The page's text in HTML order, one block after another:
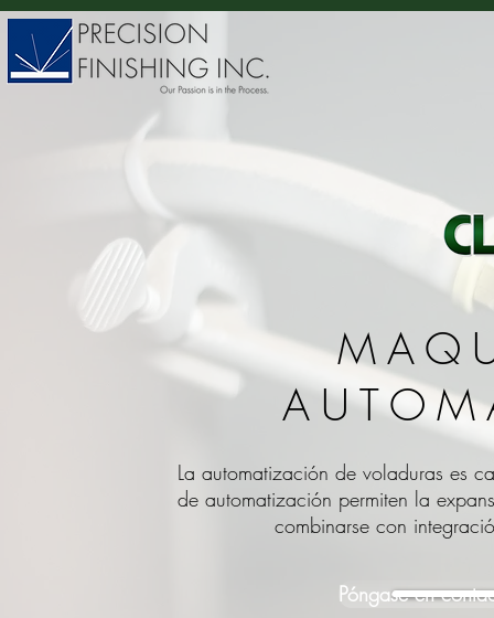
La automatización de voladuras es
de automatización permiten la
combinarse con
Póngase en